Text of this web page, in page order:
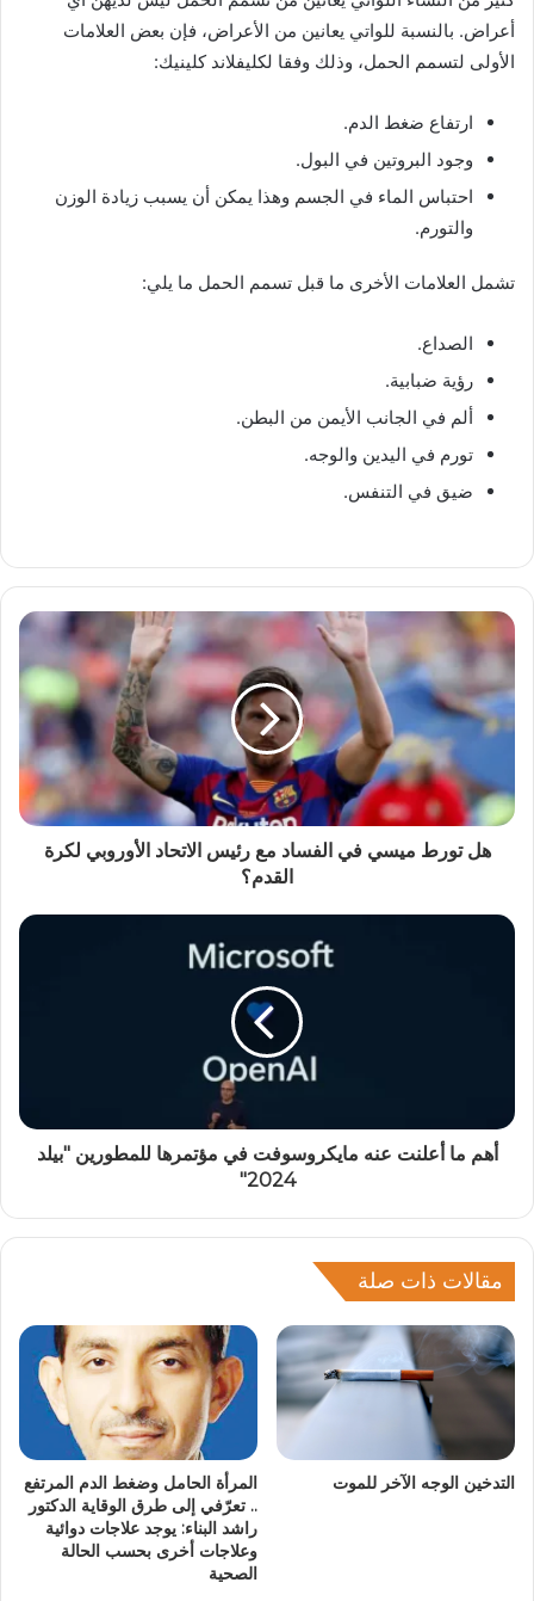
أعراض. بالنسبة للواتي يعانين من الأعراض، فإن بعض العلامات
الأولى لتسمم الحمل، وذلك وفقا لكليفلاند كلينيك:
ارتفاع ضغط الدم.
وجود البروتين في البول.
احتباس الماء في الجسم وهذا يمكن أن يسبب زيادة الوزن
والتورم.
تشمل العلامات الأخرى ما قبل تسمم الحمل ما يلي:
الصداع.
رؤية ضبابية.
ألم في الجانب الأيمن من البطن.
تورم في اليدين والوجه.
ضيق في التنفس.
هل تورط ميسي في الفساد مع رئيس الاتحاد الأوروبي لكرة
القدم؟
أهم ما أعلنت عنه مايكروسوفت في مؤتمرها للمطورين "بيلد
2024"
مقالات ذات صلة
التدخين الوجه الآخر للموت
المرأة الحامل وضغط الدم المرتفع
.. تعرّفي إلى طرق الوقاية الدكتور
راشد البناء: يوجد علاجات دوائية
وعلاجات أخرى بحسب الحالة
الصحية